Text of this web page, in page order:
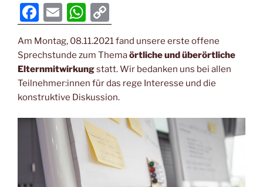
F
a
c
e
b
o
o
k
E
m
ai
l
W
h
at
s
A
p
p
o
p
y
Li
n
k
Am Montag, 08.11.2021 fand unsere erste offene
Sprechstunde zum Themaörtliche undüberörtliche
Elternmitwirkungstatt. Wir bedanken uns bei allen
Teilnehmer:innen für das rege Interesse und die
konstruktive Diskussion.